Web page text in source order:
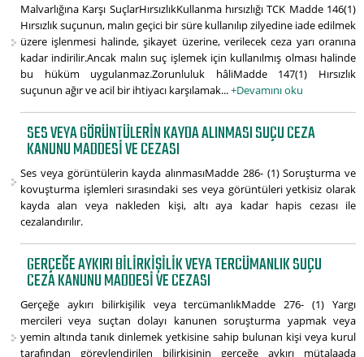
Malvarlığına Karşı SuçlarHırsızlıkKullanma hırsızlığı TCK Madde 146(1)
Hırsızlık suçunun, malın geçici bir süre kullanılıp zilyedine iade edilmek
üzere işlenmesi halinde, şikayet üzerine, verilecek ceza yarı oranına
kadar indirilir.Ancak malın suç işlemek için kullanılmış olması halinde
bu hüküm uygulanmaz.Zorunluluk hâliMadde 147(1) Hırsızlık
suçunun ağır ve acil bir ihtiyacı karşılamak...+Devamını oku
SES VEYA GÖRÜNTÜLERIN KAYDA ALINMASI SUÇU CEZA
KANUNU MADDESI VE CEZASI
Ses veya görüntülerin kayda alınmasıMadde 286- (1) Soruşturma ve
kovuşturma işlemleri sırasındaki ses veya görüntüleri yetkisiz olarak
kayda alan veya nakleden kişi, altı aya kadar hapis cezası ile
cezalandırılır.
GERÇEĞE AYKIRI BILIRKIŞILIK VEYA TERCÜMANLIK SUÇU
CEZA KANUNU MADDESI VE CEZASI
Gerçeğe aykırı bilirkişilik veya tercümanlıkMadde 276- (1) Yargı
mercileri veya suçtan dolayı kanunen soruşturma yapmak veya
yemin altında tanık dinlemek yetkisine sahip bulunan kişi veya kurul
tarafından görevlendirilen bilirkişinin gerçeğe aykırı mütalaada